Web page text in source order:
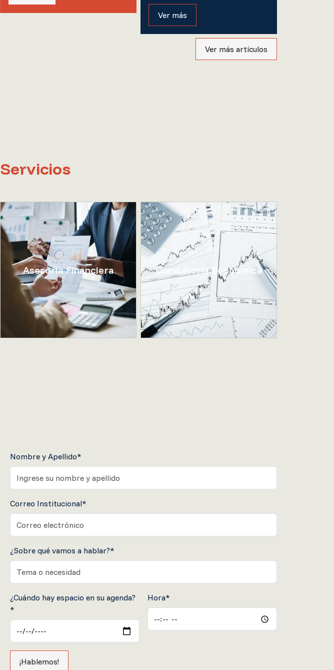
Ver más
Ver más artículos
Servicios
Asesoría Financiera Consultoría Económica
Nombre y Apellido*
Correo Institucional*
¿Sobre qué vamos a hablar?*
¿Cuándo hay espacio en su agenda?
*
Hora*
¡Hablemos!